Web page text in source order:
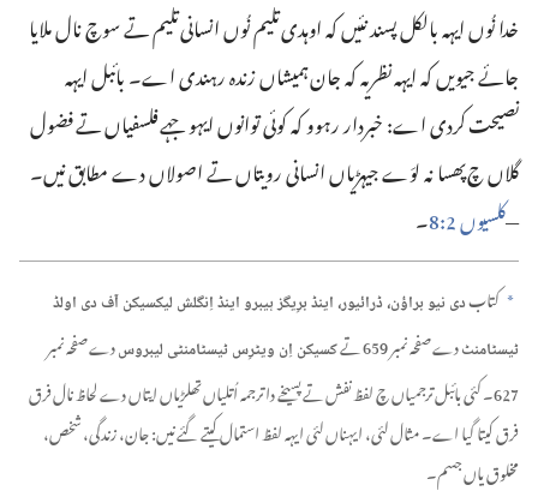
خدا نُوں ایہہ بالکل پسند نئیں کہ اوہدی تلیم نُوں انسانی تلیم تے سوچ نال ملایا
جائے جیویں کہ ایہہ نظریہ کہ جان ہمیشاں زندہ رہندی اے۔ بائبل ایہہ
نصیحت کردی اے:‏ خبردار رہوو کہ کوئی توانوں ایہو جہے فلسفیاں تے فضول
گلاں چ پھسا نہ لوَے جیہڑیاں انسانی رویتاں تے اصولاں دے مطابق نیں۔
—‏کلسیوں 2:‏8 ۔
a کتابدی نیو براؤن، ڈرائیور، اینڈ برِیگز ہیبرو اینڈ اِنگلش لیکسیکن آف دی اولڈ
ٹیسٹامنٹدے صفحہ نمبر 659 تے کسیکن اِن ویٹرِس ٹیسٹامنٹی لیبروسدے صفحہ نمبر
627۔ کئی بائبل ترجمیاں چ لفظ نفش تے پسیخے دا ترجمہ اُتلیاں تھلڑیاں ایتاں دے لحاظ نال فرق
فرق کیتا گیا اے۔ مثال لئی، ایہناں لئی ایہہ لفظ استمال کیتے گئے نیں:‏ جان، زندگی، شخص،
مخلوق یاں جسم۔